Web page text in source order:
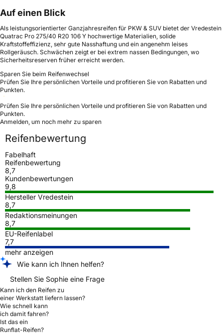
Auf einen Blick
Als leistungsorientierter Ganzjahresreifen für PKW & SUV bietet der Vredestein
Quatrac Pro 275/40 R20 106 Y hochwertige Materialien, solide
Kraftstoffeffizienz, sehr gute Nasshaftung und ein angenehm leises
Rollgeräusch. Schwächen zeigt er bei extrem nassen Bedingungen, wo
Sicherheitsreserven früher erreicht werden.
Sparen Sie beim Reifenwechsel
Prüfen Sie Ihre persönlichen Vorteile und profitieren Sie von Rabatten und
Punkten.
Prüfen Sie Ihre persönlichen Vorteile und profitieren Sie von Rabatten und
Punkten.
Anmelden, um noch mehr zu sparen
Reifenbewertung
Fabelhaft
Reifenbewertung
8,7
Kundenbewertungen
9,8
Hersteller Vredestein
8,7
Redaktionsmeinungen
8,7
EU-Reifenlabel
7,7
mehr anzeigen
Wie kann ich Ihnen helfen?
Stellen Sie Sophie eine Frage
Kann ich den Reifen zu
einer Werkstatt liefern lassen?
Wie schnell kann
ich damit fahren?
Ist das ein
Runflat-Reifen?